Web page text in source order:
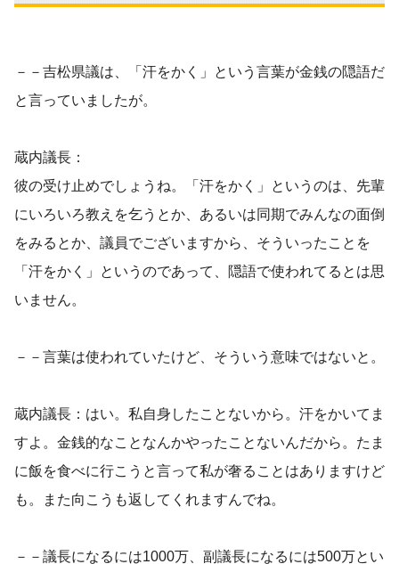
－－吉松県議は、「汗をかく」という言葉が金銭の隠語だ
と言っていましたが。
蔵内議長：
彼の受け止めでしょうね。「汗をかく」というのは、先輩
にいろいろ教えを乞うとか、あるいは同期でみんなの面倒
をみるとか、議員でございますから、そういったことを
「汗をかく」というのであって、隠語で使われてるとは思
いません。
－－言葉は使われていたけど、そういう意味ではないと。
蔵内議長：はい。私自身したことないから。汗をかいてま
すよ。金銭的なことなんかやったことないんだから。たま
に飯を食べに行こうと言って私が奢ることはありますけど
も。また向こうも返してくれますんでね。
－－議長になるには1000万、副議長になるには500万とい